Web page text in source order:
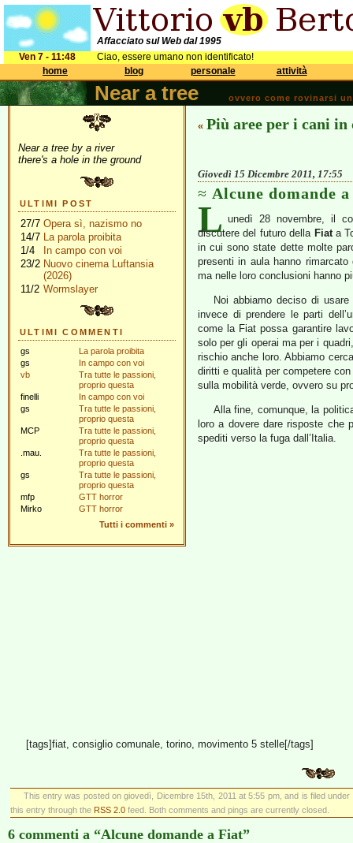
Affacciato sul Web dal 1995
Ven 7 - 11:48
Ciao, essere umano non identificato!
home
blog personale attività
Near a tree ovvero come rovinarsi
Near a tree by a river
there's a hole in the ground
ULTIMI POST
27/7 Opera sì, nazismo no
14/7 La parola proibita
1/4
In campo con voi
23/2 Nuovo cinema Luftansia
(2026)
11/2 Wormslayer
ULTIMI COMMENTI
gs
La parola proibita
gs
In campo con voi
vb
Tra tutte le passioni,
proprio questa
finelli
In campo con voi
gs
Tra tutte le passioni,
proprio questa
MCP
Tra tutte le passioni,
proprio questa
.mau.
Tra tutte le passioni,
proprio questa
gs
Tra tutte le passioni,
proprio questa
mfp
GTT horror
Mirko
GTT horror
Tutti i commenti »
« Più aree per i cani in
Giovedì 15 Dicembre 2011, 17:55
Alcune domande
L unedì 28 novembre, il
discutere del futuro della Fiata
in cui sono state dette molte
presenti in aula hanno
ma nelle loro conclusioni hanno
Noi abbiamo deciso di
invece di prendere le parti
come la Fiat possa garantire
solo per gli operai ma per i
rischio anche loro. Abbiamo
diritti e qualità per competere
sulla mobilità verde, ovvero su
Alla fine, comunque, la
loro a dovere dare risposte che
spediti verso la fuga dall’Italia.
[tags]fiat, consiglio comunale, torino, movimento 5 stelle[/tags]
This entry was posted on giovedì, Dicembre 15th, 2011 at 5:55 pm, and is filed under
this entry through the RSS 2.0 feed. Both comments and pings are currently closed.
6 commenti a “Alcune domande a Fiat”